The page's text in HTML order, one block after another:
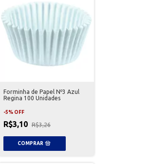
Forminha de Papel Nº3 Azul
Regina 100 Unidades
-5% OFF
R$3,10 R$3,26